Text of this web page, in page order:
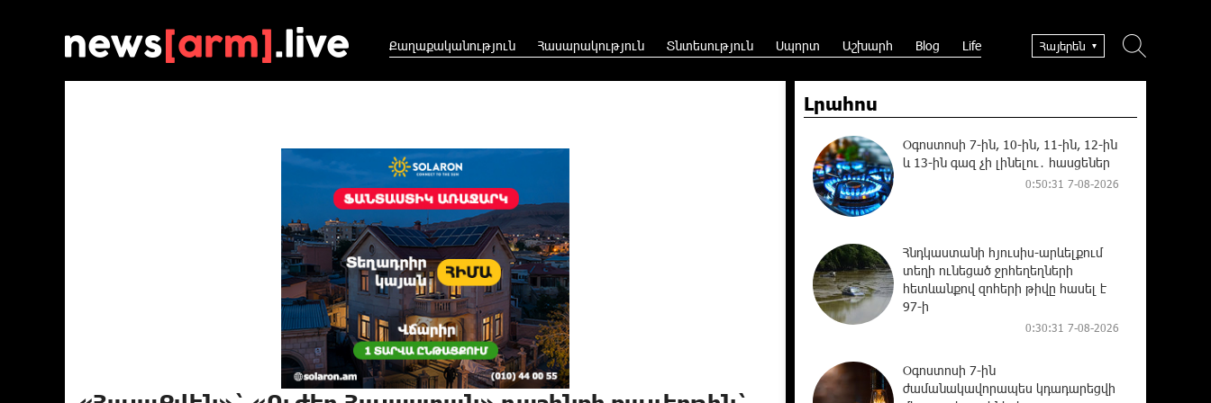
Քաղաքականություն Հասարակություն Տնտեսություն Սպորտ Աշխարհ Blog Life Հայերեն
Լրահոս
Օգոստոսի 7-ին, 10-ին, 11-ին, 12-ին
և 13-ին գազ չի լինելու․ հասցեներ
0:50:31 7-08-2026
Հնդկաստանի հյուսիս-արևելքում
տեղի ունեցած ջրհեղեղների
հետևանքով զոհերի թիվը հասել է
97-ի
0:30:31 7-08-2026
Օգոստոսի 7-ին
ժամանակավորապես կդադարեցվի